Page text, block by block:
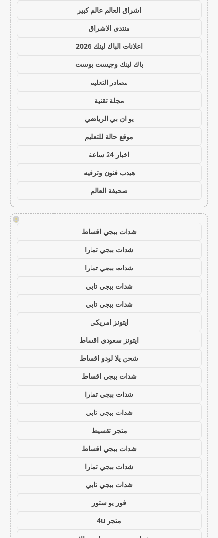
اشراق العالم عالم كبير
منتدى الاشراق
اعلانات الباك لينك 2026
باك لينك وجيست بوست
مصادر التعليم
مجلة تقنية
يو ان بي الرياضي
موقع حالة للتعليم
اخبار 24 ساعة
هيدب فنون وترفيه
صحيفة العالم
!
شدات ببجي اقساط
شدات ببجي تمارا
شدات ببجي تمارا
شدات ببجي تابي
شدات ببجي تابي
ايتونز امريكي
ايتونز سعودي اقساط
شحن يلا لودو اقساط
شدات ببجي اقساط
شدات ببجي تمارا
شدات ببجي تابي
متجر تقسيط
شدات ببجي اقساط
شدات ببجي تمارا
شدات ببجي تابي
فور يو ستور
متجر 4u